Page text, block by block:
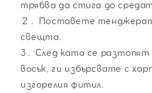
трябва да стига до
Поставете
свещта.
След като се
восък, ги избърсвате с
изгорелия фитил.